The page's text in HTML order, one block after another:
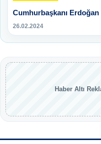
Cumhurbaşkanı
26.02.2024
Haber Altı